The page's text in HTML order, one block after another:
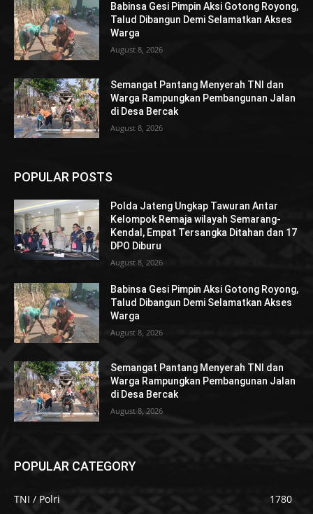
Babinsa Gesi Pimpin Aksi Gotong Royong,
Talud Dibangun Demi Selamatkan Akses
Warga
August 8, 2026
Semangat Pantang Menyerah TNI dan
Warga Rampungkan Pembangunan Jalan
di Desa Bercak
August 8, 2026
POPULAR POSTS
Polda Jateng Ungkap Tawuran Antar
Kelompok Remaja wilayah Semarang-
Kendal, Empat Tersangka Ditahan dan 17
DPO Diburu
August 8, 2026
Babinsa Gesi Pimpin Aksi Gotong Royong,
Talud Dibangun Demi Selamatkan Akses
Warga
August 8, 2026
Semangat Pantang Menyerah TNI dan
Warga Rampungkan Pembangunan Jalan
di Desa Bercak
August 8, 2026
POPULAR CATEGORY
TNI / Polri
1780